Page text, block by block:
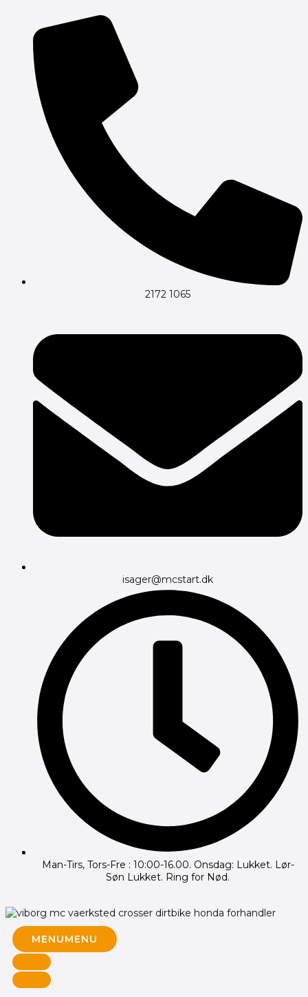
indholdet
2172 1065
isager@mcstart.dk
Man-Tirs, Tors-Fre : 10:00-16.00. Onsdag: Lukket. Lør-
Søn Lukket. Ring for Nød.
MENUMENU